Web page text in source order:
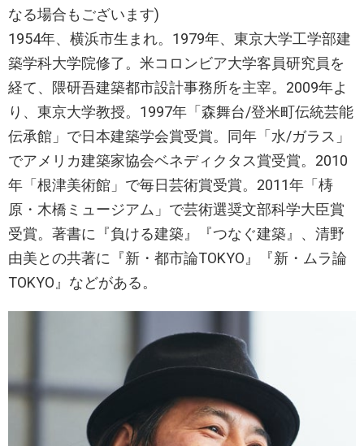
なる場合もございます)
1954年、横浜市生まれ。1979年、東京大学工学部建
築学科大学院修了。米コロンビア大学客員研究員を
経て、隈研吾建築都市設計事務所を主宰。2009年よ
り、東京大学教授。1997年「森舞台/登米町伝統芸能
伝承館」で日本建築学会賞受賞。同年「水/ガラス」
でアメリカ建築家協会ベネディクタス賞受賞。2010
年「根津美術館」で毎日芸術賞受賞。2011年「梼
原・木橋ミュージアム」で芸術選奨文部科学大臣賞
受賞。著書に『負ける建築』『つなぐ建築』、清野
由美との共著に『新・都市論TOKYO』『新・ムラ論
TOKYO』などがある。